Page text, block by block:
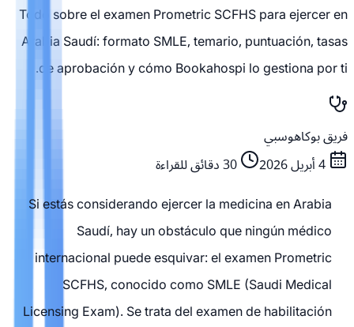
Todo sobre el examen Prometric SCFHS para ejercer en
Arabia Saudí: formato SMLE, temario, puntuación, tasas
de aprobación y cómo Bookahospi lo gestiona por ti.
فريق بوكاهوسبي
4 أبريل 2026
30دقائق للقراءة
Si estás considerando ejercer la medicina en Arabia
Saudí, hay un obstáculo que ningún médico
internacional puede esquivar: el examen Prometric
SCFHS, conocido como SMLE (Saudi Medical
Licensing Exam). Se trata del examen de habilitación